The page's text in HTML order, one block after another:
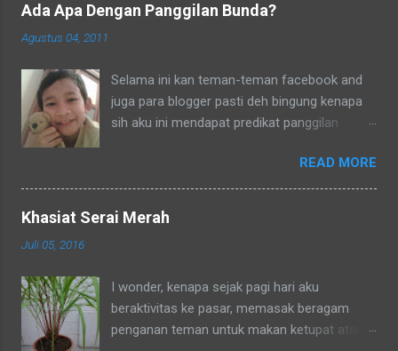
Ada Apa Dengan Panggilan Bunda?
Agustus 04, 2011
Selama ini kan teman-teman facebook and
juga para blogger pasti deh bingung kenapa
sih aku ini mendapat predikat panggilan
Indonesia yang baku bunda kan artinya ibu.
Lho? Koq? Aku dipanggil ibu oleh semua
yang kenal aku, termasuk tetangga-tetangga
satu penghuni di lingkungan RT ditempat
tinggal anakku yaitu Green Bintaro Residence.
Para ojeckers (yang udah kenal tentunya) pun
READ MORE
Khasiat Serai Merah
Juli 05, 2016
I wonder, kenapa sejak pagi hari aku
beraktivitas ke pasar, memasak beragam
penganan teman untuk makan ketupat atau